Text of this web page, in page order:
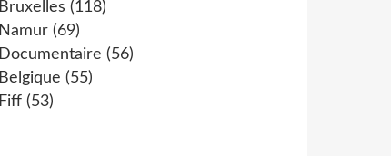
Bruxelles (118)
Namur (69)
Documentaire (56)
Belgique (55)
Fiff (53)